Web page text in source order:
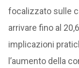
focalizzato sulle
arrivare fino al
implicazioni
l’aumento della